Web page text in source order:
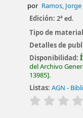
por Ramos,
Edición:2ª ed.
Tipo de
Detalles de
Disponibilidad:
del Archivo
13985 .
Listas: AGN -
valoración